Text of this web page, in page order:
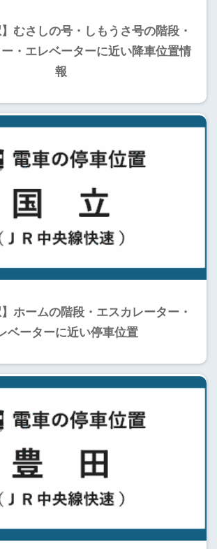
】むさしの号・しもうさ号の階段・
・エレベーターに近い降車位置情
報
】ホームの階段・エスカレーター・
ベーターに近い停車位置